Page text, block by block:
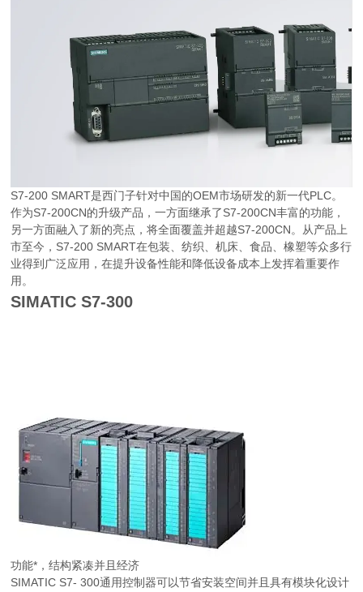
S7-200 SMART是西门子针对中国的OEM市场研发的新一代PLC。
作为S7-200CN的升级产品，一方面继承了S7-200CN丰富的功能，
另一方面融入了新的亮点，将全面覆盖并超越S7-200CN。从产品上
市至今，S7-200 SMART在包装、纺织、机床、食品、橡塑等众多行
业得到广泛应用，在提升设备性能和降低设备成本上发挥着重要作
用。
SIMATIC S7-300
功能*，结构紧凑并且经济
SIMATIC S7- 300通用控制器可以节省安装空间并且具有模块化设计